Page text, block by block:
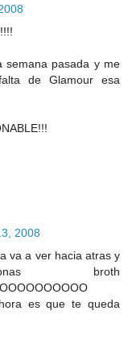
semana pasada y me
de Glamour esa
2008
va a ver hacia atras y
broth
es que te queda